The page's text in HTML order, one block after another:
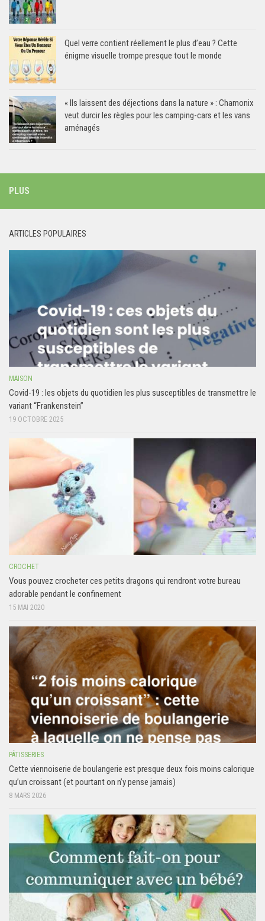
Quel verre contient réellement le plus d’eau ? Cette
énigme visuelle trompe presque tout le monde
« Ils laissent des déjections dans la nature » : Chamonix
veut durcir les règles pour les camping-cars et les vans
aménagés
PLUS
ARTICLES POPULAIRES
MAISON
Covid-19 : les objets du quotidien les plus susceptibles de transmettre le
variant “Frankenstein”
19 OCTOBRE 2025
CROCHET
Vous pouvez crocheter ces petits dragons qui rendront votre bureau
adorable pendant le confinement
15 MAI 2020
PÂTISSERIES
Cette viennoiserie de boulangerie est presque deux fois moins calorique
qu’un croissant (et pourtant on n’y pense jamais)
8 MARS 2026